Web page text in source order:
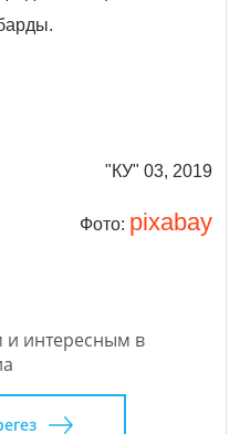
"КУ" 03, 2019
Фото: pixabay
интересным в